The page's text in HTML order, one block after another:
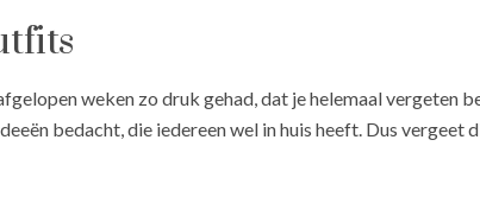
weken zo druk gehad, dat je helemaal vergeten
bedacht, die iedereen wel in huis heeft. Dus vergeet